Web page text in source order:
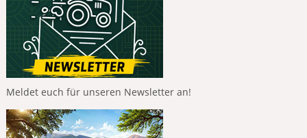
Meldet euch für unseren Newsletter an!